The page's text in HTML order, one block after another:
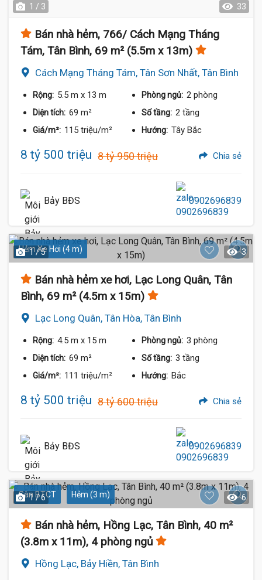
1 / 3 33
Bán nhà hẻm, 766/ Cách Mạng Tháng
Tám, Tân Bình, 69 m² (5.5m x 13m)
Cách Mạng Tháng Tám, Tân Sơn Nhất, Tân Bình
Rộng: 5.5 m x 13 m Phòng ngủ: 2 phòng
Diện tích: 69 m² Số tầng: 2 tầng
Giá/m²: 115 triệu/m² Hướng: Tây Bắc
8 tỷ 500 triệu 8 tỷ 950 triệu Chia sẻ
Bảy BĐS 0902696839
Hẻm Xe Hơi (4 m)
1 / 5 3
Bán nhà hẻm xe hơi, Lạc Long Quân, Tân
Bình, 69 m² (4.5m x 15m)
Lạc Long Quân, Tân Hòa, Tân Bình
Rộng: 4.5 m x 15 m Phòng ngủ: 3 phòng
Diện tích: 69 m² Số tầng: 3 tầng
Giá/m²: 111 triệu/m² Hướng: Bắc
8 tỷ 500 triệu 8 tỷ 600 triệu Chia sẻ
Bảy BĐS 0902696839
Sàn BTCT Hẻm (3 m)
1 / 6 6
Bán nhà hẻm, Hồng Lạc, Tân Bình, 40 m²
(3.8m x 11m), 4 phòng ngủ
Hồng Lạc, Bảy Hiền, Tân Bình